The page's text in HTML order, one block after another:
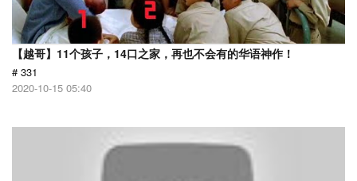
【越哥】11个孩子，14口之家，再也不会有的华语神作！
# 331
2020-10-15 05:40